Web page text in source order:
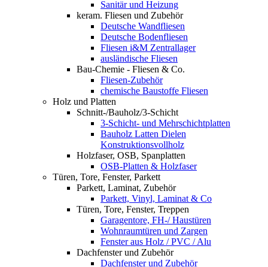
Sanitär und Heizung
keram. Fliesen und Zubehör
Deutsche Wandfliesen
Deutsche Bodenfliesen
Fliesen i&M Zentrallager
ausländische Fliesen
Bau-Chemie - Fliesen & Co.
Fliesen-Zubehör
chemische Baustoffe Fliesen
Holz und Platten
Schnitt-/Bauholz/3-Schicht
3-Schicht- und Mehrschichtplatten
Bauholz Latten Dielen
Konstruktionsvollholz
Holzfaser, OSB, Spanplatten
OSB-Platten & Holzfaser
Türen, Tore, Fenster, Parkett
Parkett, Laminat, Zubehör
Parkett, Vinyl, Laminat & Co
Türen, Tore, Fenster, Treppen
Garagentore, FH-/ Haustüren
Wohnraumtüren und Zargen
Fenster aus Holz / PVC / Alu
Dachfenster und Zubehör
Dachfenster und Zubehör